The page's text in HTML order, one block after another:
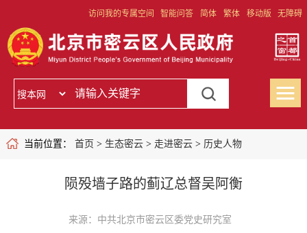
访问我的专属空间 智能问答 简体 繁体 移动版 无障碍
当前位置： 首页 > 生态密云> 走进密云> 历史人物
陨殁墙子路的蓟辽总督吴阿衡
来源：中共北京市密云区委党史研究室